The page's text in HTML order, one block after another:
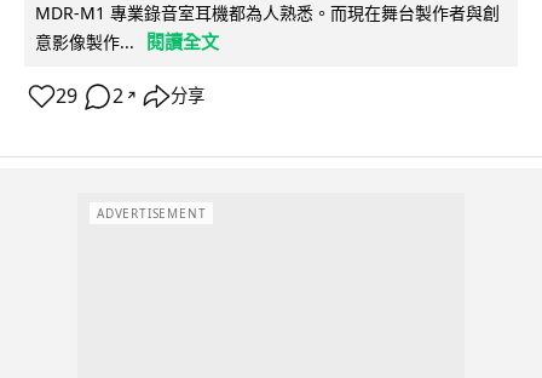
MDR-M1 專業錄音室耳機都為人熟悉。而現在舞台製作者與創
意影像製作...
閱讀全文
29 2 ↗ 分享
ADVERTISEMENT